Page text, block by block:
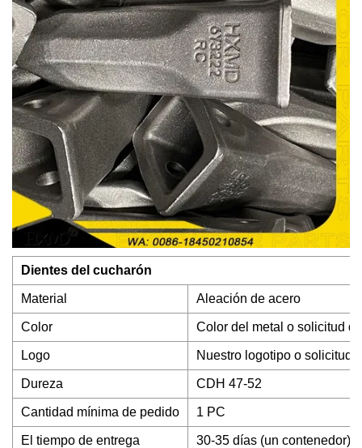
Dientes del cucharón
Material Aleación de acero
Color Color del metal o solicitud
Logo Nuestro logotipo o solicitud
Dureza CDH 47-52
Cantidad mínima de pedido 1 PC
El tiempo de entrega 30-35 días (un contenedor)